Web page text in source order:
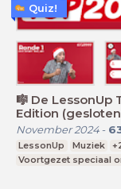
🎼 De
Edition
November 2024-
LessonUp Muziek
Voortgezet speciaal
Quiz!